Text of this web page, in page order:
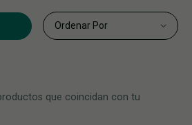
que coincidan con tu